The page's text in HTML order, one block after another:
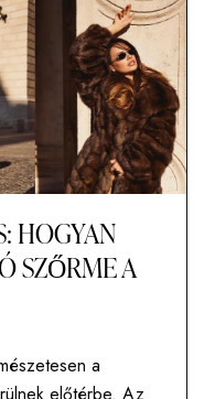
HOGYAN
SZŐRME A
a